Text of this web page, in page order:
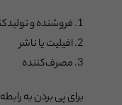
فروشنده و
افیلیت یا ناشر
مصرف‌کننده